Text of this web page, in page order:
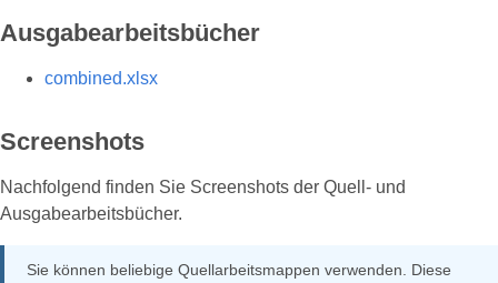
Ausgabearbeitsbücher
combined.xlsx
Screenshots
Nachfolgend finden Sie Screenshots der Quell- und
Ausgabearbeitsbücher.
Sie können beliebige Quellarbeitsmappen verwenden. Diese